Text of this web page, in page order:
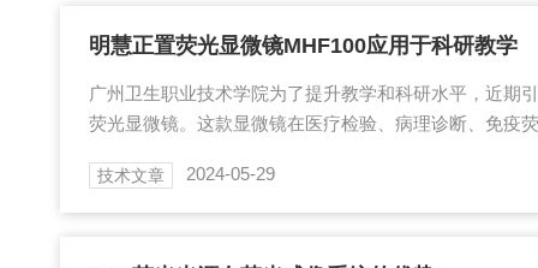
可以实现长度、角度等参数的精确测量。2.材料...
明慧正置荧光显微镜MHF100应用于科研教学
广州卫生职业技术学院为了提升教学和科研水平，近期
荧光显微镜。这款显微镜在医疗检验、病理诊断、免疫
和灵敏度，提供清晰、准确的图像数据，满足了教学和
性价比和出色的产品效果赢得了师生的高度赞誉。
技术文章 2024-05-29